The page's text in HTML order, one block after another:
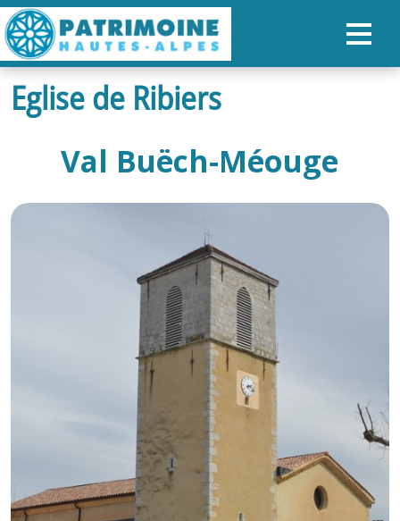
ACCUEIL
NOS PARCOURS
PATRIMOINE
ORGANISER SON SÉJOUR
Eglise de Ribiers
Val Buëch-Méouge